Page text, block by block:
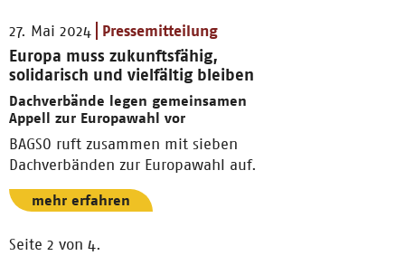
27. Mai 2024 Pressemitteilung
Europa muss zukunftsfähig,
solidarisch und vielfältig bleiben
Dachverbände legen gemeinsamen
Appell zur Europawahl vor
BAGSO ruft zusammen mit sieben
Dachverbänden zur Europawahl auf.
mehr erfahren
Seite 2 von 4.